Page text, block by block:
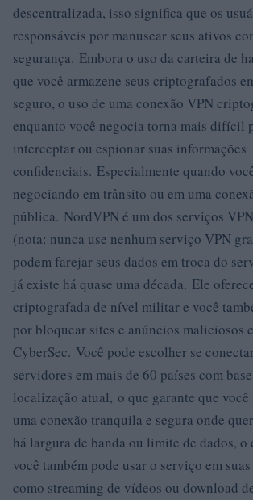
descentralizada, isso significa que os
responsáveis ​​por manusear seus ativos
segurança. Embora o uso da carteira de
que você armazene seus criptografados
seguro, o uso de uma conexão VPN
enquanto você negocia torna mais difícil
interceptar ou espionar suas informações
confidenciais. Especialmente quando
negociando em trânsito ou em uma
pública. NordVPN é um dos serviços
(nota: nunca use nenhum serviço VPN
podem farejar seus dados em troca do
já existe há quase uma década. Ele
criptografada de nível militar e você
por bloquear sites e anúncios maliciosos
CyberSec. Você pode escolher se
servidores em mais de 60 países com
localização atual, o que garante que você
uma conexão tranquila e segura onde
há largura de banda ou limite de dados,
você também pode usar o serviço em
como streaming de vídeos ou download